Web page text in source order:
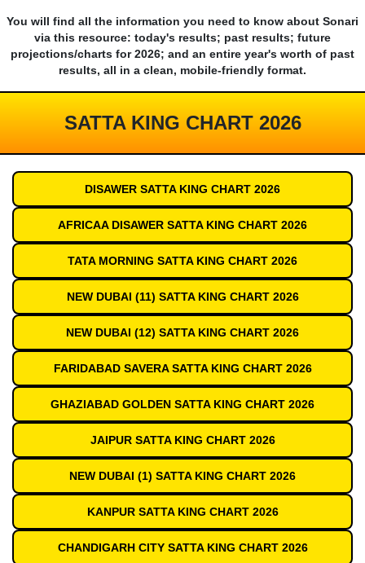
You will find all the information you need to know about Sonari
via this resource: today's results; past results; future
projections/charts for 2026; and an entire year's worth of past
results, all in a clean, mobile-friendly format.
SATTA KING CHART 2026
DISAWER SATTA KING CHART 2026
AFRICAA DISAWER SATTA KING CHART 2026
TATA MORNING SATTA KING CHART 2026
NEW DUBAI (11) SATTA KING CHART 2026
NEW DUBAI (12) SATTA KING CHART 2026
FARIDABAD SAVERA SATTA KING CHART 2026
GHAZIABAD GOLDEN SATTA KING CHART 2026
JAIPUR SATTA KING CHART 2026
NEW DUBAI (1) SATTA KING CHART 2026
KANPUR SATTA KING CHART 2026
CHANDIGARH CITY SATTA KING CHART 2026